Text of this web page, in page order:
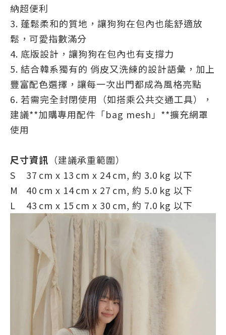
納超便利
3. 蓬鬆柔和的質地，讓狗狗在包內也能舒適放
鬆，可愛指數滿分
4. 底版設計，讓狗狗在包內也有支撐力
5. 結合韓系獨有的 俏皮又洗練的設計語彙，加上
豐富配色選擇，讓每一次出門都成為風格亮點
6. 若需完全封閉使用（如搭乘公共交通工具），
建議**加購專用配件「bag mesh」**擴充網罩
使用
尺寸資訊 （建議承重範圍）
S
37 cm x 13 cm x 24 cm, 約 3.0 kg 以下
M
40 cm x 14 cm x 27 cm, 約 5.0 kg 以下
L
43 cm x 15 cm x 30 cm, 約 7.0 kg 以下